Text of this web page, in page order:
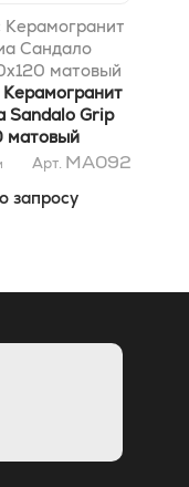
Керамогранит
Сандало
матовый
Sandalo Grip
матовый
Арт. MA092
запросу